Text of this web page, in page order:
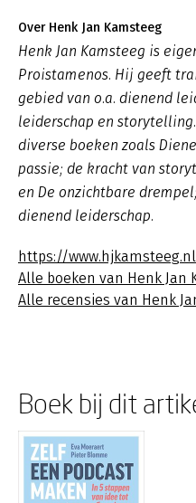
Over Henk Jan Kamsteeg
Henk Jan Kamsteeg is
Proistamenos. Hij geeft
gebied van o.a. dienend
leiderschap en
diverse boeken zoals
passie; de kracht van
en De onzichtbare
dienend leiderschap.
https://www.hjkamsteeg.nl
Alle boeken van Henk Jan
Alle recensies van Henk
Boek bij dit